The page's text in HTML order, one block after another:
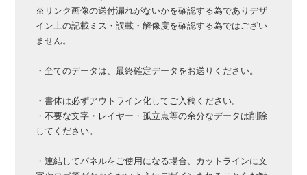
※リンク画像の送付漏れがないかを確認する為でありデザ
イン上の記載ミス・誤載・解像度を確認する為ではござい
ません。
・全てのデータは、最終確定データをお送りください。
・書体は必ずアウトライン化してご入稿ください。
・不要な文字・レイヤー・孤立点等の余分なデータは削除
してください。
・連結してパネルをご使用になる場合、カットラインに文